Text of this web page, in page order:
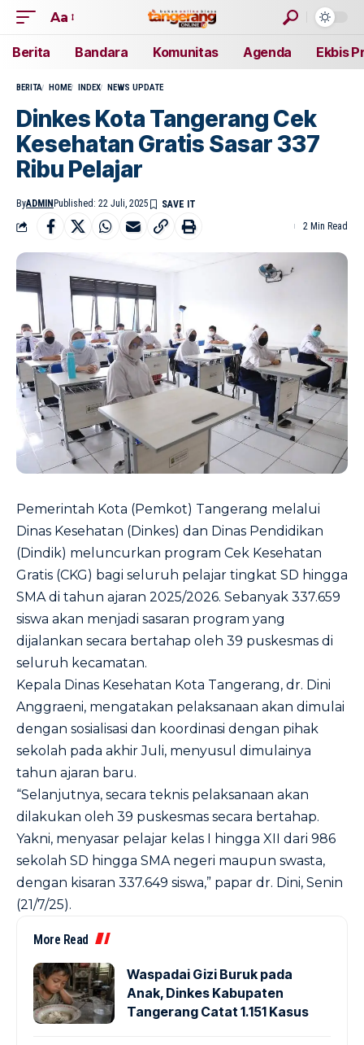
Aa
Berita Bandara Komunitas Agenda Ekbis
BERITA HOME INDEX NEWS UPDATE
Dinkes Kota Tangerang Cek
Kesehatan Gratis Sasar 337
Ribu Pelajar
ByADMIN Published: 22 Juli, 2025
2 Min Read
Pemerintah Kota (Pemkot) Tangerang melalui
Dinas Kesehatan (Dinkes) dan Dinas Pendidikan
(Dindik) meluncurkan program Cek Kesehatan
Gratis (CKG) bagi seluruh pelajar tingkat SD hingga
SMA di tahun ajaran 2025/2026. Sebanyak 337.659
siswa akan menjadi sasaran program yang
dijalankan secara bertahap oleh 39 puskesmas di
seluruh kecamatan.
Kepala Dinas Kesehatan Kota Tangerang, dr. Dini
Anggraeni, mengatakan pelaksanaan akan dimulai
dengan sosialisasi dan koordinasi dengan pihak
sekolah pada akhir Juli, menyusul dimulainya
tahun ajaran baru.
“Selanjutnya, secara teknis pelaksanaan akan
dilakukan oleh 39 puskesmas secara bertahap.
Yakni, menyasar pelajar kelas I hingga XII dari 986
sekolah SD hingga SMA negeri maupun swasta,
dengan kisaran 337.649 siswa,” papar dr. Dini, Senin
(21/7/25).
More Read
Waspadai Gizi Buruk pada
Anak, Dinkes Kabupaten
Tangerang Catat 1.151 Kasus